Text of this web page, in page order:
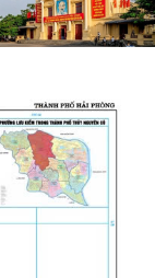
KỲ THÁNG 8
công khai kết quả
công khai kết quả
ỦY HẢI PHÒNG VỀ